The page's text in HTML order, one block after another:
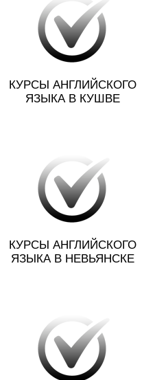
КУРСЫ АНГЛИЙСКОГО
ЯЗЫКА В КУШВЕ
КУРСЫ АНГЛИЙСКОГО
ЯЗЫКА В НЕВЬЯНСКЕ